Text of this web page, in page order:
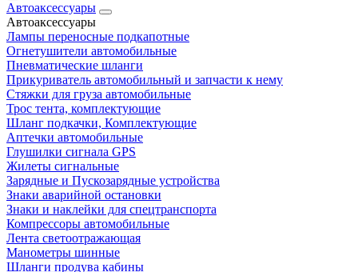
Автоаксессуары
Автоаксессуары
Лампы переносные подкапотные
Огнетушители автомобильные
Пневматические шланги
Прикуриватель автомобильный и запчасти к нему
Стяжки для груза автомобильные
Трос тента, комплектующие
Шланг подкачки, Комплектующие
Аптечки автомобильные
Глушилки сигнала GPS
Жилеты сигнальные
Зарядные и Пускозарядные устройства
Знаки аварийной остановки
Знаки и наклейки для спецтранспорта
Компрессоры автомобильные
Лента светоотражающая
Манометры шинные
Шланги продува кабины